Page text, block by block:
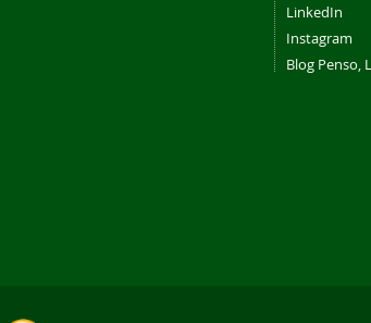
LinkedIn
Instagram
Blog Penso,